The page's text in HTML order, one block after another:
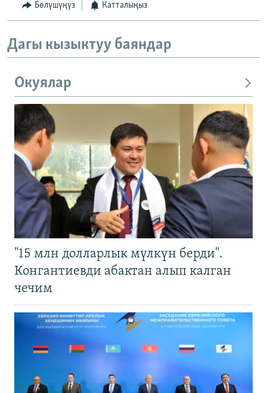
Бөлүшүңүз Катталыңыз
Дагы кызыктуу баяндар
Окуялар
"15 млн долларлык мүлкүн берди".
Конгантиевди абактан алып калган
чечим